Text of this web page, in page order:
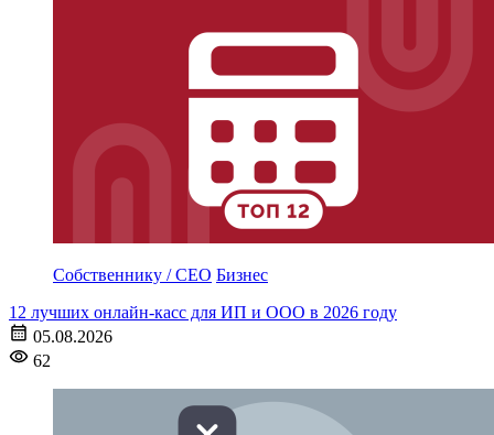
Собственнику / CEO Бизнес
12 лучших онлайн-касс для ИП и ООО в 2026 году
05.08.2026
62